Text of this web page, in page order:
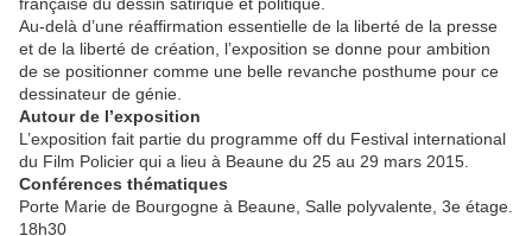
Au-delà d’une réaffirmation essentielle de la liberté de la presse
et de la liberté de création, l’exposition se donne pour ambition
de se positionner comme une belle revanche posthume pour ce
dessinateur de génie.
Autour de l’exposition
L’exposition fait partie du programme off du Festival international
du Film Policier qui a lieu à Beaune du 25 au 29 mars 2015.
Conférences thématiques
Porte Marie de Bourgogne à Beaune, Salle polyvalente, 3e étage.
18h30